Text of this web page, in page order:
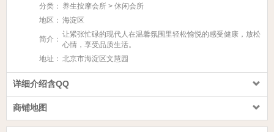
分类： 养生按摩会所 > 休闲会所
地区： 海淀区
简介：
让紧张忙碌的现代人在温馨氛围里轻松愉悦的感受健康，放松
心情，享受品质生活。
地址： 北京市海淀区文慧园
详细介绍含QQ
商铺地图